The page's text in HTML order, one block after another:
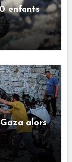
enfants
alors